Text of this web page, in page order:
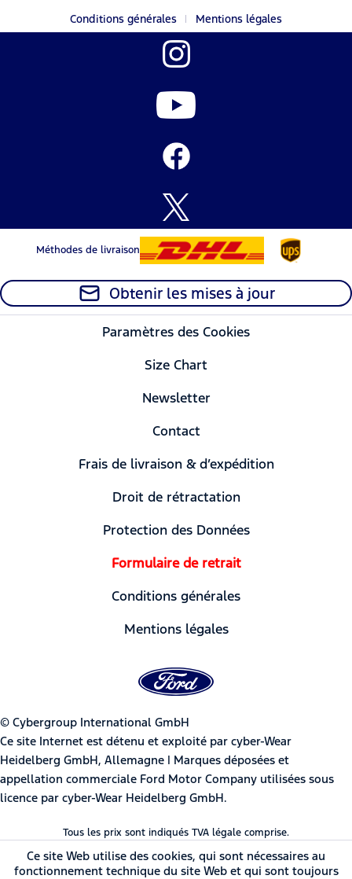
Conditions générales
Mentions légales
Méthodes de livraison
Obtenir les mises à jour
Paramètres des Cookies
Size Chart
Newsletter
Contact
Frais de livraison & d’expédition
Droit de rétractation
Protection des Données
Formulaire de retrait
Conditions générales
Mentions légales
© Cybergroup International GmbH
Ce site Internet est détenu et exploité par cyber-Wear
Heidelberg GmbH, Allemagne | Marques déposées et
appellation commerciale Ford Motor Company utilisées sous
licence par cyber-Wear Heidelberg GmbH.
Tous les prix sont indiqués TVA légale comprise.
Ce site Web utilise des cookies, qui sont nécessaires au
fonctionnement technique du site Web et qui sont toujours